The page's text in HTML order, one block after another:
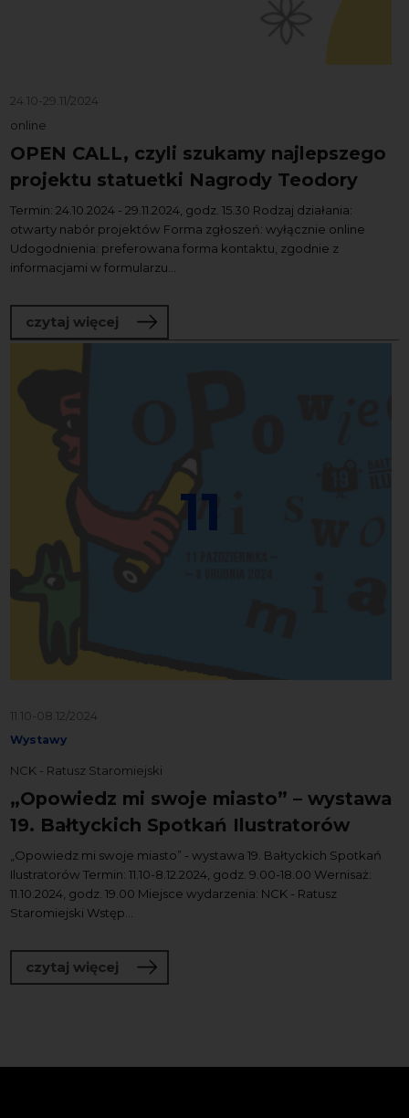
24.10-29.11/2024
online
OPEN CALL, czyli szukamy najlepszego
projektu statuetki Nagrody Teodory
Termin: 24.10.2024 - 29.11.2024, godz. 15.30 Rodzaj działania:
otwarty nabór projektów Forma zgłoszeń: wyłącznie online
Udogodnienia: preferowana forma kontaktu, zgodnie z
informacjami w formularzu...
czytaj więcej o OPEN CALL, czyli szukamy
11
11.10-08.12/2024
Wystawy
NCK - Ratusz Staromiejski
„Opowiedz mi swoje miasto” – wystawa
19. Bałtyckich Spotkań Ilustratorów
„Opowiedz mi swoje miasto” - wystawa 19. Bałtyckich Spotkań
Ilustratorów Termin: 11.10-8.12.2024, godz. 9.00-18.00 Wernisaż:
11.10.2024, godz. 19.00 Miejsce wydarzenia: NCK - Ratusz
Staromiejski Wstęp...
czytaj więcej o „Opowiedz mi swoje miasto” –